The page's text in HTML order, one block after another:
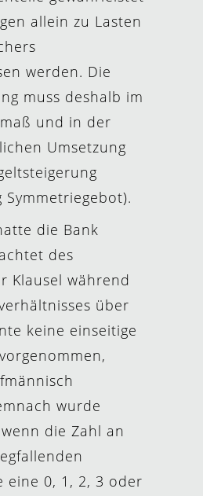
allein zu Lasten
werden. Die
muss deshalb im
und in der
Umsetzung
Symmetriegebot).
die Bank
des
Klausel während
über
keine einseitige
wurde
die Zahl an
eine 0, 1, 2, 3 oder